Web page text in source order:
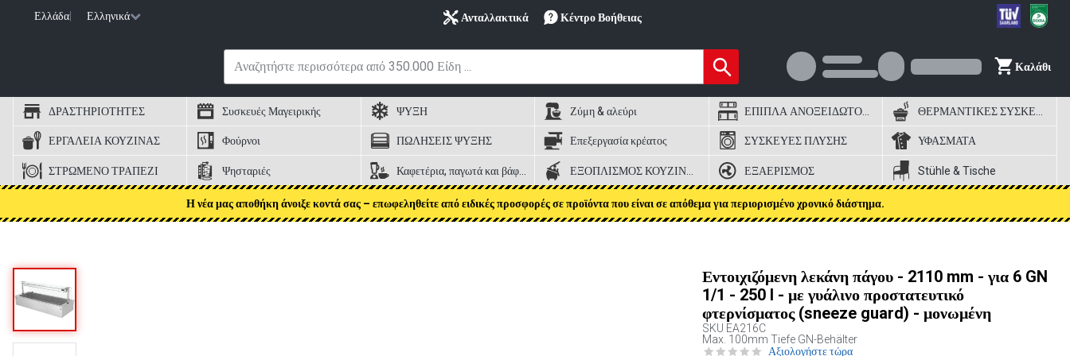
Ελλάδα Ελληνικά Ανταλλακτικά Κέντρο Βοήθειας
Καλάθι
ΔΡΑΣΤΗΡΙΟΤΗΤΕΣ Συσκευές Μαγειρικής ΨΥΞΗ Ζύμη & αλεύρι ΕΠΙΠΛΑ ΑΝΟΞΕΙΔΩΤΟΣ ΧΑΛΥΒΑΣ
ΕΡΓΑΛΕΙΑ ΚΟΥΖΙΝΑΣ Φούρνοι ΠΩΛΗΣΕΙΣ ΨΥΞΗΣ Επεξεργασία κρέατος ΣΥΣΚΕΥΕΣ ΠΛΥΣΗΣ ΥΦΑΣΜΑΤΑ
ΣΤΡΩΜΕΝΟ ΤΡΑΠΕΖΙ Ψησταριές Καφετέρια, παγωτά και βάφλες ΕΞΑΕΡΙΣΜΟΣ Stühle & Tische
Η νέα μας αποθήκη άνοιξε κοντά σας – επωφεληθείτε από ειδικές προσφορές σε προϊόντα που είναι σε απόθεμα για περιορισμένο χρονικό διάστημα.
Εντοιχιζόμενη λεκάνη πάγου - 2110 mm - για 6 GN
1/1 - 250 l - με γυάλινο προστατευτικό
φτερνίσματος (sneeze guard) - μονωμένη
SKU EA216C
Max. 100mm Tiefe GN-Behälter
Αξιολογήστε τώρα